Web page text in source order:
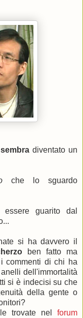
diventato un
che lo sguardo
essere guarito dal
si ha davvero il
ben fatto ma
commenti di chi ha
dell'immortalità
si è indecisi su che
della gente o
trovate nel forum